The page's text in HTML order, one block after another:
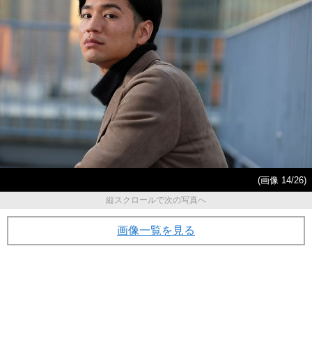
(画像 14/26)
縦スクロールで次の写真へ
画像一覧を見る